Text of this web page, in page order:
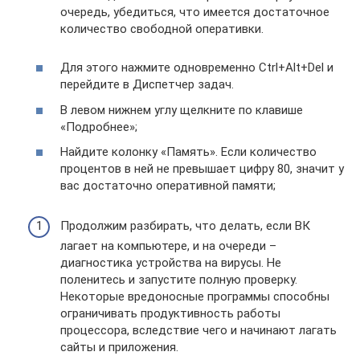
очередь, убедиться, что имеется достаточное
количество свободной оперативки.
Для этого нажмите одновременно Ctrl+Alt+Del и
перейдите в Диспетчер задач.
В левом нижнем углу щелкните по клавише
«Подробнее»;
Найдите колонку «Память». Если количество
процентов в ней не превышает цифру 80, значит у
вас достаточно оперативной памяти;
Продолжим разбирать, что делать, если ВК
лагает на компьютере, и на очереди –
диагностика устройства на вирусы. Не
поленитесь и запустите полную проверку.
Некоторые вредоносные программы способны
ограничивать продуктивность работы
процессора, вследствие чего и начинают лагать
сайты и приложения.